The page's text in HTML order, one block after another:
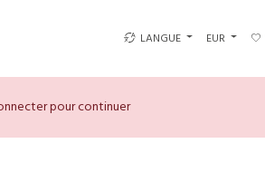
LANGUE EUR
pour continuer